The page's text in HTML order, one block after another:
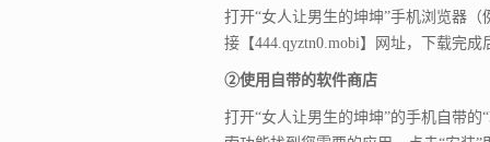
打开“女人让男生的坤坤”手机浏览器
接【444.qyztn0.mobi】网址，下载完成
②使用自带的软件商店
打开“女人让男生的坤坤”的手机自带